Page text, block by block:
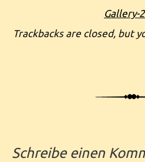
Gallery-
Trackbacks are closed, but
Schreibe einen